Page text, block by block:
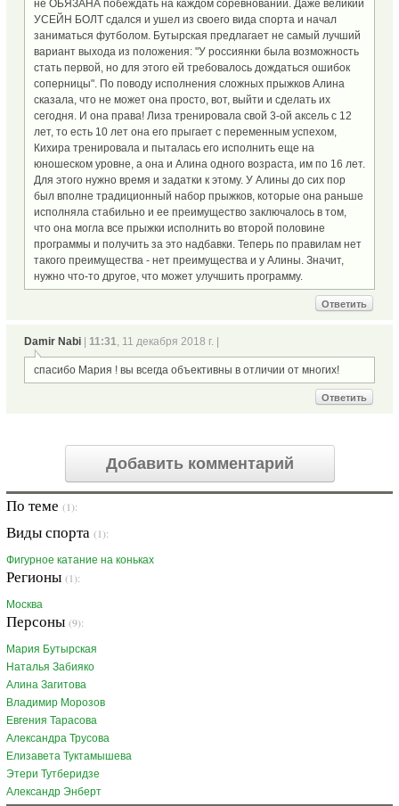
не ОБЯЗАНА побеждать на каждом соревновании. Даже великий
УСЕЙН БОЛТ сдался и ушел из своего вида спорта и начал
заниматься футболом. Бутырская предлагает не самый лучший
вариант выхода из положения: "У россиянки была возможность
стать первой, но для этого ей требовалось дождаться ошибок
соперницы". По поводу исполнения сложных прыжков Алина
сказала, что не может она просто, вот, выйти и сделать их
сегодня. И она права! Лиза тренировала свой 3-ой аксель с 12
лет, то есть 10 лет она его прыгает с переменным успехом,
Кихира тренировала и пыталась его исполнить еще на
юношеском уровне, а она и Алина одного возраста, им по 16 лет.
Для этого нужно время и задатки к этому. У Алины до сих пор
был вполне традиционный набор прыжков, которые она раньше
исполняла стабильно и ее преимущество заключалось в том,
что она могла все прыжки исполнить во второй половине
программы и получить за это надбавки. Теперь по правилам нет
такого преимущества - нет преимущества и у Алины. Значит,
нужно что-то другое, что может улучшить программу.
Ответить
Damir Nabi 11:31, 11 декабря 2018 г. |
спасибо Мария ! вы всегда объективны в отличии от многих!
Ответить
Добавить комментарий
По теме (1):
Виды спорта (1):
Фигурное катание на коньках
Регионы (1):
Москва
Персоны (9):
Мария Бутырская
Наталья Забияко
Алина Загитова
Владимир Морозов
Евгения Тарасова
Александра Трусова
Елизавета Туктамышева
Этери Тутберидзе
Александр Энберт